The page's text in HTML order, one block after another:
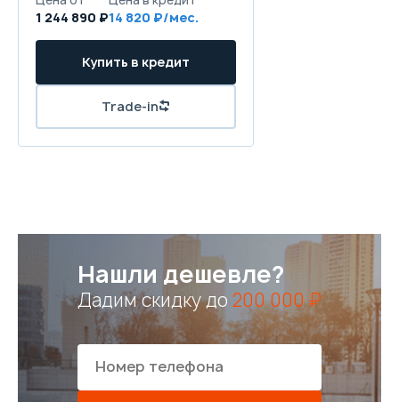
1 244 890 ₽14 820 ₽/мес.
Купить в кредит
Trade-in
Нашли дешевле?
Дадим скидку до 200 000 ₽